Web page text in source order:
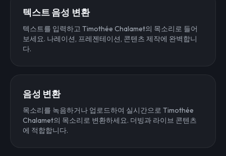
텍스트 음성 변환
텍스트를 입력하고 Timothée Chalamet의 목소리로 들어
보세요. 나레이션, 프레젠테이션, 콘텐츠 제작에 완벽합니
다.
음성 변환
목소리를 녹음하거나 업로드하여 실시간으로 Timothée
Chalamet의 목소리로 변환하세요. 더빙과 라이브 콘텐츠
에 적합합니다.